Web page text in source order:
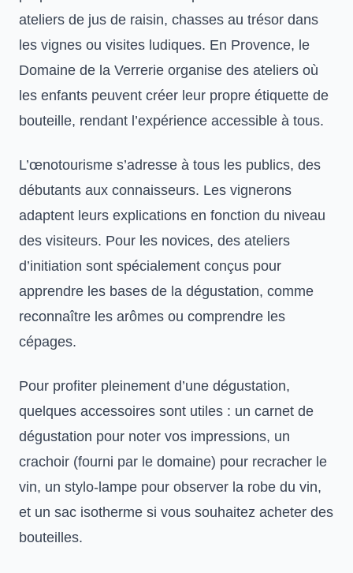
ateliers de jus de raisin, chasses au trésor dans
les vignes ou visites ludiques. En Provence, le
Domaine de la Verrerie organise des ateliers où
les enfants peuvent créer leur propre étiquette de
bouteille, rendant l’expérience accessible à tous.
L’œnotourisme s’adresse à tous les publics, des
débutants aux connaisseurs. Les vignerons
adaptent leurs explications en fonction du niveau
des visiteurs. Pour les novices, des ateliers
d’initiation sont spécialement conçus pour
apprendre les bases de la dégustation, comme
reconnaître les arômes ou comprendre les
cépages.
Pour profiter pleinement d’une dégustation,
quelques accessoires sont utiles : un carnet de
dégustation pour noter vos impressions, un
crachoir (fourni par le domaine) pour recracher le
vin, un stylo-lampe pour observer la robe du vin,
et un sac isotherme si vous souhaitez acheter des
bouteilles.